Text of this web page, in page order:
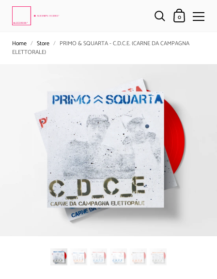
0
Home / Store / PRIMO & SQUARTA - C.D.C.E. (CARNE DA CAMPAGNA
ELETTORALE)